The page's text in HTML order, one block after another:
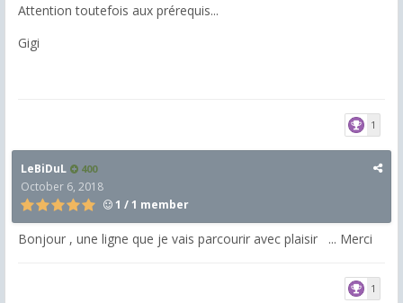
Attention toutefois aux prérequis...
Gigi
1
LeBiDuL 400
October 6, 2018
1 / 1 member
Bonjour , une ligne que je vais parcourir avec plaisir ... Merci
1